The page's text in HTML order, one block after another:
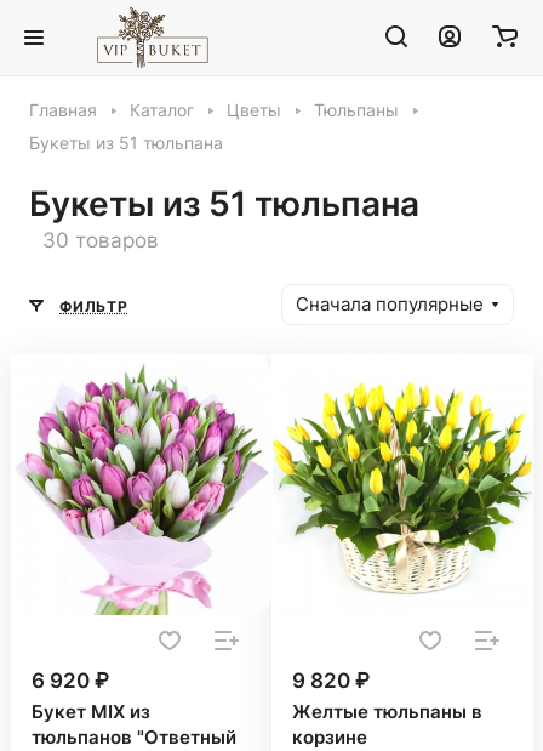
Главная Каталог Цветы
Тюльпаны
Букеты из 51 тюльпана
Букеты из 51 тюльпана
30 товаров
ФИЛЬТР Сначала популярные
6 920 ₽
Букет MIX из
тюльпанов "Ответный
9 820 ₽
Желтые тюльпаны в
корзине